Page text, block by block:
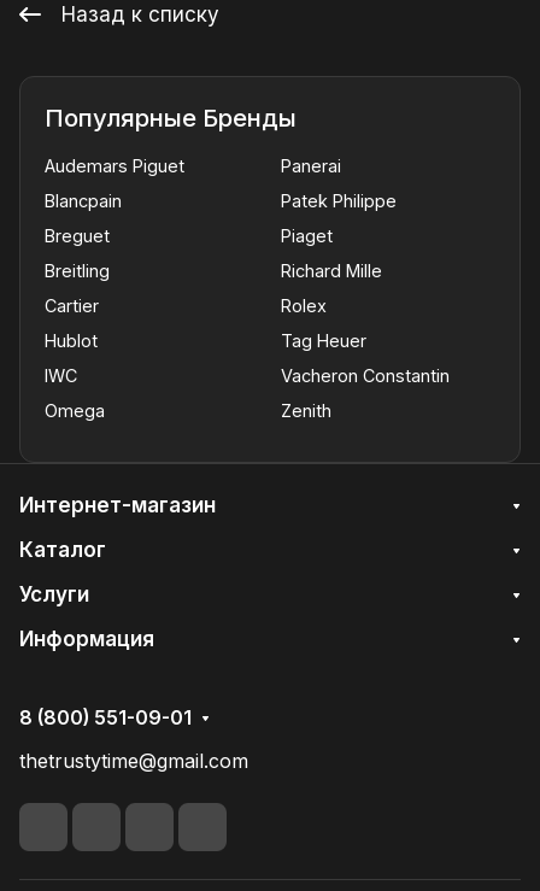
Назад к списку
Популярные Бренды
Audemars Piguet
Blancpain
Breguet
Breitling
Cartier
Hublot
IWC
Omega
Panerai
Patek Philippe
Piaget
Richard Mille
Rolex
Tag Heuer
Vacheron Constantin
Zenith
Интернет-магазин
Каталог
Услуги
Информация
8 (800) 551-09-01
thetrustytime@gmail.com